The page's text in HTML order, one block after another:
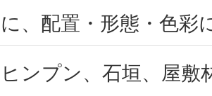
に、配置・形態・色彩
ヒンプン、石垣、屋敷